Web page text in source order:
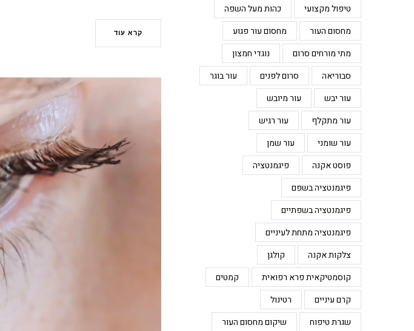
טיפול מקצועי
כהות מעל השפה
מחסום העור
מחסום עור פגוע
מתי מורחים סרום
נוגדי חמצון
סבוריאה
סרום לפנים
עור בוגר
עור יבש
עור מיובש
עור מתקלף
עור רגיש
עור שומני
עור שמן
פוסט אקנה
פיגמנטציה
פיגמנטציה בשפם
פיגמנטציה בשפתיים
פיגמנטציה מתחת לעיניים
צלקות אקנה
קולגן
קוסמטיקאית פרא רפואית
קמטים
קרם עיניים
רטינול
שגרת טיפוח
שיקום מחסום העור
קרא עוד